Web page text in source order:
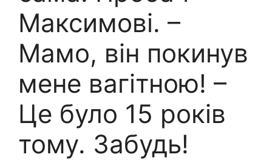
Максимові. –
Мамо, він покинув
мене вагітною! –
Це було 15 років
тому. Забудь!